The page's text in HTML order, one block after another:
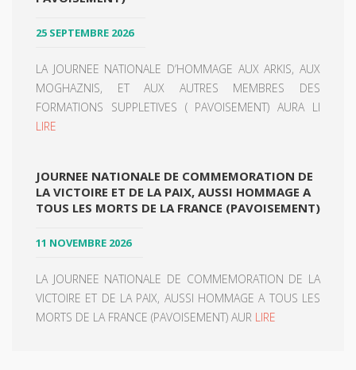
25 SEPTEMBRE 2026
LA JOURNEE NATIONALE D’HOMMAGE AUX ARKIS, AUX
MOGHAZNIS, ET AUX AUTRES MEMBRES DES
FORMATIONS SUPPLETIVES ( PAVOISEMENT) AURA LI
LIRE
JOURNEE NATIONALE DE COMMEMORATION DE
LA VICTOIRE ET DE LA PAIX, AUSSI HOMMAGE A
TOUS LES MORTS DE LA FRANCE (PAVOISEMENT)
11 NOVEMBRE 2026
LA JOURNEE NATIONALE DE COMMEMORATION DE LA
VICTOIRE ET DE LA PAIX, AUSSI HOMMAGE A TOUS LES
MORTS DE LA FRANCE (PAVOISEMENT) AUR LIRE